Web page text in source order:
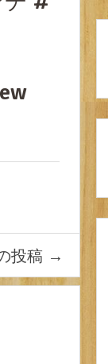
投稿 →